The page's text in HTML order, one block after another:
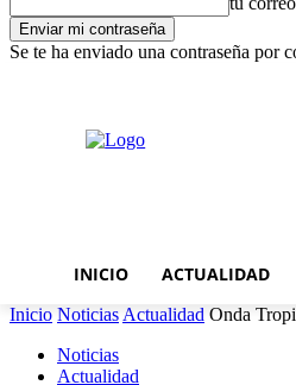
Se te ha enviado una contraseña por
INICIO ACTUALIDAD
Inicio Noticias Actualidad Onda
Noticias
Actualidad